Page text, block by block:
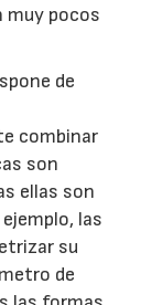
muy pocos
de
combinar
son
ellas son
las
su
de